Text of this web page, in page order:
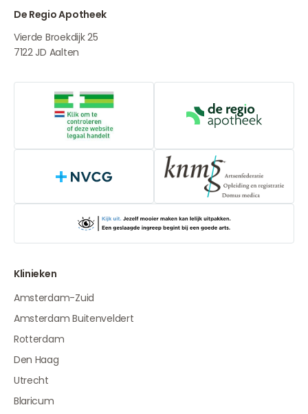
De Regio Apotheek
Vierde Broekdijk 25
7122 JD Aalten
Online aanbieders medicijnenDe Regio
NVCG
Klinieken
Amsterdam-Zuid
Amsterdam Buitenveldert
Rotterdam
Den Haag
Utrecht
Blaricum